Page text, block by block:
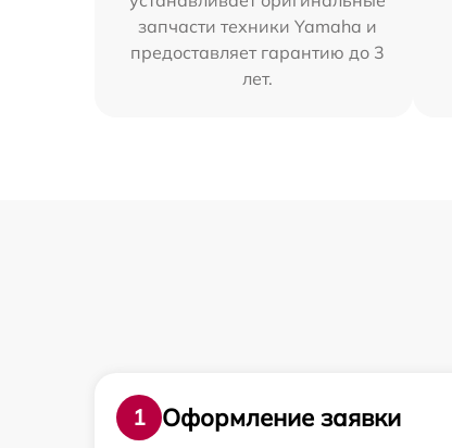
запчасти техники Yamaha и
предоставляет гарантию до 3
лет.
1
Оформление заявки